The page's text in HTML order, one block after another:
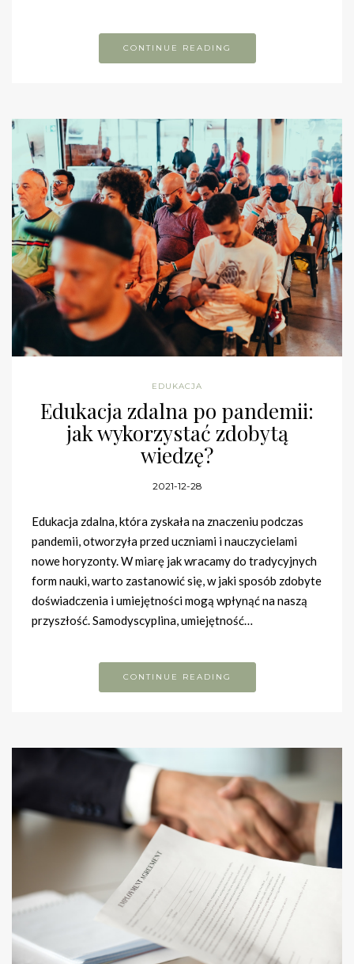
CONTINUE READING
EDUKACJA
Edukacja zdalna po pandemii:
jak wykorzystać zdobytą
wiedzę?
2021-12-28
Edukacja zdalna, która zyskała na znaczeniu podczas
pandemii, otworzyła przed uczniami i nauczycielami
nowe horyzonty. W miarę jak wracamy do tradycyjnych
form nauki, warto zastanowić się, w jaki sposób zdobyte
doświadczenia i umiejętności mogą wpłynąć na naszą
przyszłość. Samodyscyplina, umiejętność…
CONTINUE READING